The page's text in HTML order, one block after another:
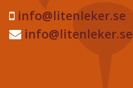
info@litenleker.se
info@litenleker.se